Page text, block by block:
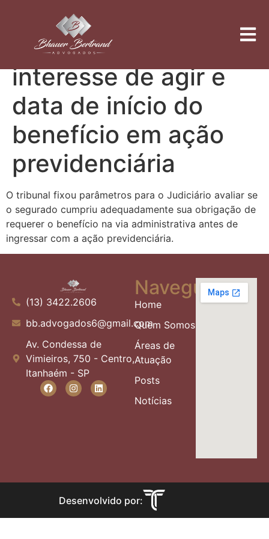
Repetitivo define
critérios para
interesse de agir e
data de início do
benefício em ação
previdenciária
O tribunal fixou parâmetros para o Judiciário avaliar se
o segurado cumpriu adequadamente sua obrigação de
requerer o benefício na via administrativa antes de
ingressar com a ação previdenciária.
(13) 3422.2606
bb.advogados6@gmail.com
Av. Condessa de
Vimieiros, 750 - Centro,
Itanhaém - SP
Navegue
Home
Quem Somos
Áreas de
Atuação
Posts
Notícias
Desenvolvido por: